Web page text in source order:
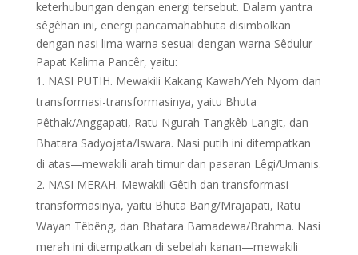
keterhubungan dengan energi tersebut. Dalam yantra
sêgêhan ini, energi pancamahabhuta disimbolkan
dengan nasi lima warna sesuai dengan warna Sêdulur
Papat Kalima Pancêr, yaitu:
NASI PUTIH. Mewakili Kakang Kawah/Yeh Nyom dan
transformasi-transformasinya, yaitu Bhuta
Pêthak/Anggapati, Ratu Ngurah Tangkêb Langit, dan
Bhatara Sadyojata/Iswara. Nasi putih ini ditempatkan
di atas—mewakili arah timur dan pasaran Lêgi/Umanis.
NASI MERAH. Mewakili Gêtih dan transformasi-
transformasinya, yaitu Bhuta Bang/Mrajapati, Ratu
Wayan Têbêng, dan Bhatara Bamadewa/Brahma. Nasi
merah ini ditempatkan di sebelah kanan—mewakili